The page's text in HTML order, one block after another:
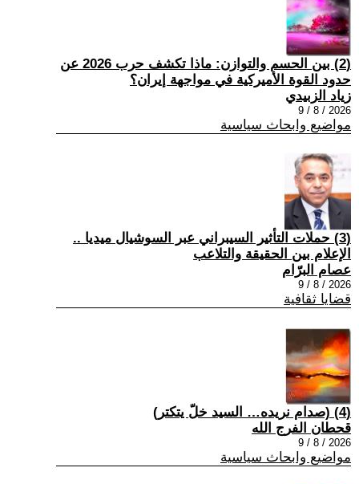
(2) بين الحسم والتوازن: ماذا تكشف حرب 2026 عن
حدود القوة الأميركية في مواجهة إيران؟
زياد الزبيدي
2026 / 8 / 9
مواضيع وابحاث سياسية
(3) حملات التأثير السيبراني عبر السوشيال ميديا ..
الإعلام بين الحقيقة والتلاعب
عصام البرّام
2026 / 8 / 9
قضايا ثقافية
(4) (صدام نريده… السيد خلّ يتكتر)
قحطان الفرج الله
2026 / 8 / 9
مواضيع وابحاث سياسية